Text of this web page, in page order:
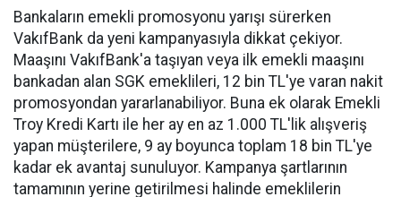
Bankaların emekli promosyonu yarışı sürerken
VakıfBank da yeni kampanyasıyla dikkat çekiyor.
Maaşını VakıfBank'a taşıyan veya ilk emekli maaşını
bankadan alan SGK emeklileri, 12 bin TL'ye varan nakit
promosyondan yararlanabiliyor. Buna ek olarak Emekli
Troy Kredi Kartı ile her ay en az 1.000 TL'lik alışveriş
yapan müşterilere, 9 ay boyunca toplam 18 bin TL'ye
kadar ek avantaj sunuluyor. Kampanya şartlarının
tamamının yerine getirilmesi halinde emeklilerin